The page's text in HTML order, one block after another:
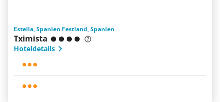
Estella, Spanien Festland, Spanien
Tximista
Hoteldetails